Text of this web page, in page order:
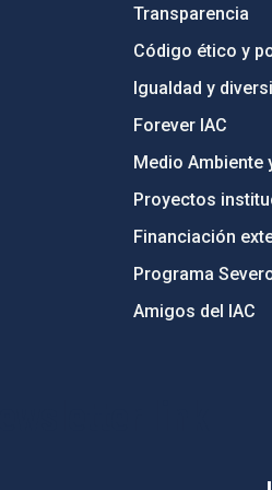
Transparencia
Código ético y
Igualdad y
Forever IAC
Medio Ambiente
Proyectos
Financiación
Programa
Amigos del IAC